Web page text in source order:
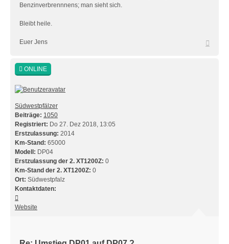
Benzinverbrennnens; man sieht sich.
Bleibt heile.
Euer Jens
ONLINE
Südwestpfälzer
Beiträge: 1050
Registriert: Do 27. Dez 2018, 13:05
Erstzulassung: 2014
Km-Stand: 65000
Modell: DP04
Erstzulassung der 2. XT1200Z: 0
Km-Stand der 2. XT1200Z: 0
Ort: Südwestpfalz
Kontaktdaten:
von
Website